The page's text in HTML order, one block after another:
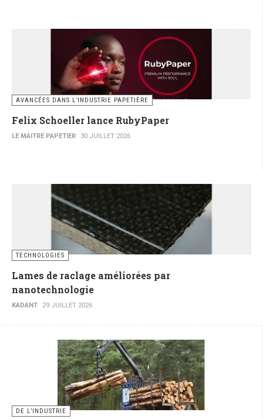
AVANCÉES DANS L’INDUSTRIE PAPETIÈRE
Felix Schoeller lance RubyPaper
LE MAITRE PAPETIER 30 JUILLET 2026
TECHNOLOGIES
Lames de raclage améliorées par
nanotechnologie
KADANT 29 JUILLET 2026
DE L’INDUSTRIE